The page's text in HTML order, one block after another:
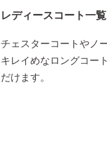
レディースコート一覧
チェスターコートやノ
キレイめなロングコー
だけます。